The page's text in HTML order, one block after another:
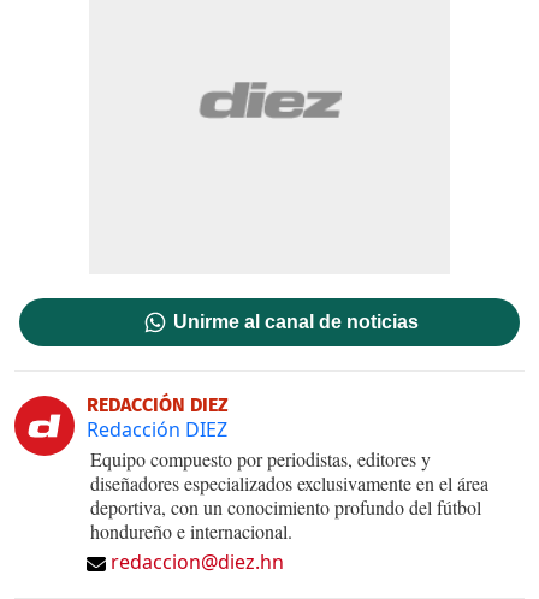
Unirme al canal de noticias
REDACCIÓN DIEZ
Redacción DIEZ
Equipo compuesto por periodistas, editores y
diseñadores especializados exclusivamente en el área
deportiva, con un conocimiento profundo del fútbol
hondureño e internacional.
redaccion@diez.hn